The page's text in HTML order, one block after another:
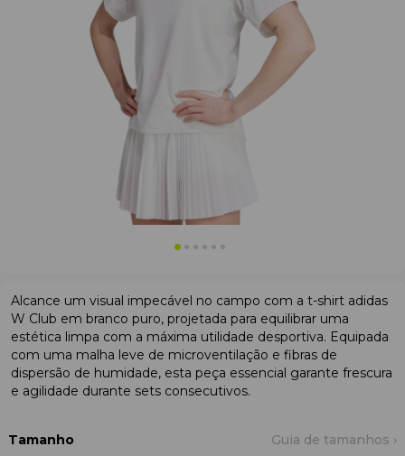
Alcance um visual impecável no campo com a t-shirt adidas
W Club em branco puro, projetada para equilibrar uma
estética limpa com a máxima utilidade desportiva. Equipada
com uma malha leve de microventilação e fibras de
dispersão de humidade, esta peça essencial garante frescura
e agilidade durante sets consecutivos.
Tamanho Guia de tamanhos ›